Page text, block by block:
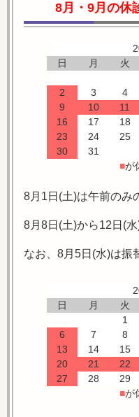
8月・9月の休
日
月 火
2
3 4
9
10 11
16
17 18
23
24 25
30
31
■が
8月1日(土)は午前のみ
8月8日(土)から12日(
なお、8月5日(水)は振
日
月 火
1
6
7 8
13
14 15
20
21 22
27
28 29
■が